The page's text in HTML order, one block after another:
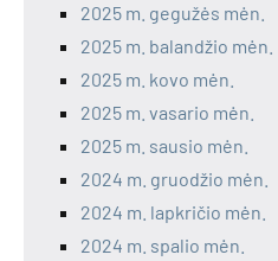
2025 m. gegužės mėn.
2025 m. balandžio mėn.
2025 m. kovo mėn.
2025 m. vasario mėn.
2025 m. sausio mėn.
2024 m. gruodžio mėn.
2024 m. lapkričio mėn.
2024 m. spalio mėn.